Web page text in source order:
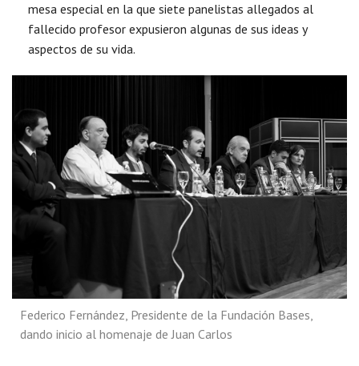
mesa especial en la que siete panelistas allegados al
fallecido profesor expusieron algunas de sus ideas y
aspectos de su vida.
Federico Fernández, Presidente de la Fundación Bases,
dando inicio al homenaje de Juan Carlos